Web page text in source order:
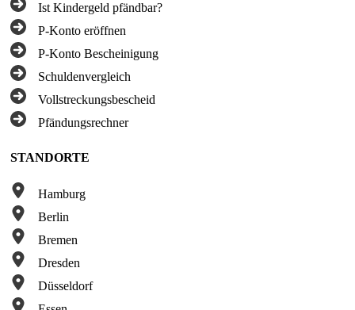
Ist Kindergeld pfändbar?
P-Konto eröffnen
P-Konto Bescheinigung
Schuldenvergleich
Vollstreckungsbescheid
Pfändungsrechner
STANDORTE
Hamburg
Berlin
Bremen
Dresden
Düsseldorf